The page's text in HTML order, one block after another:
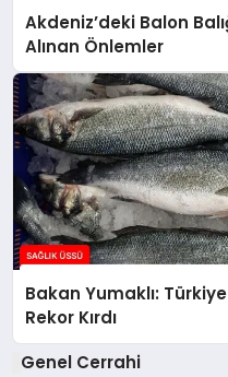
Akdeniz’deki Balon
Alınan Önlemler
Bakan Yumaklı:
Rekor Kırdı
Genel Cerrahi